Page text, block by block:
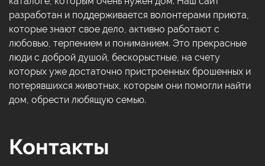
разработан и поддерживается волонтерами приюта,
которые знают свое дело, активно работают с
любовью, терпением и пониманием. Это прекрасные
люди с доброй душой, бескорыстные, на счету
которых уже достаточно пристроенных брошенных и
потерявшихся животных, которым они помогли найти
дом, обрести любящую семью.
Контакты